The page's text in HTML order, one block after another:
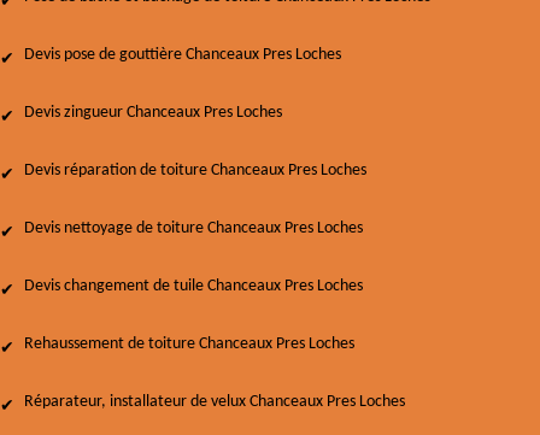
Devis pose de gouttière Chanceaux Pres Loches
Devis zingueur Chanceaux Pres Loches
Devis réparation de toiture Chanceaux Pres Loches
Devis nettoyage de toiture Chanceaux Pres Loches
Devis changement de tuile Chanceaux Pres Loches
Rehaussement de toiture Chanceaux Pres Loches
Réparateur, installateur de velux Chanceaux Pres Loches